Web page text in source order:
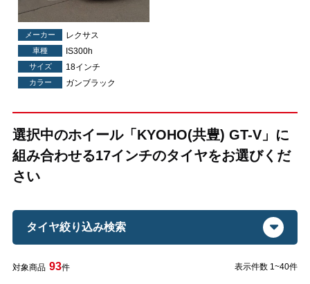
メーカー レクサス
車種 IS300h
サイズ 18インチ
カラー ガンブラック
選択中のホイール「KYOHO(共豊) GT-V」に
組み合わせる17インチのタイヤをお選びくだ
さい
タイヤ絞り込み検索
対象商品 93件 表示件数 1~40件